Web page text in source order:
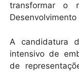
transformar o
A candidatura
intensivo de
de